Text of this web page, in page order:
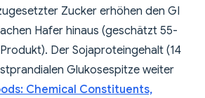
Zucker erhöhen den GI
Hafer hinaus (geschätzt 55-
Der Sojaproteingehalt (14
Glukosespitze weiter
Chemical Constituents,